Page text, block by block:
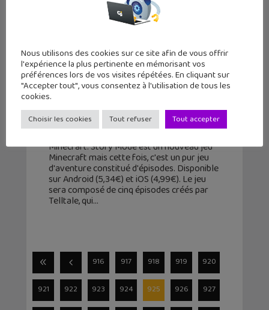
Minecraft Story Mode disponible
sur Android et iPhone / iPad !
15 octobre 2015
Minecraft: Story Mode est un nouveau jeu
Minecraft mais cette fois, c'est un pur jeu
d'aventure constitué d'épisodes. Disponible
sur Android (5,34€) et iOS (4,99€). Le jeu
sera composé de cinq épisodes créés par
Telltale, qui
916 917 918 919 920
921 922 923 924 925 926 927
Nous utilisons des cookies sur ce site afin de vous offrir
l'expérience la plus pertinente en mémorisant vos
préférences lors de vos visites répétées. En cliquant sur
"Accepter tout", vous consentez à l'utilisation de tous les
cookies.
Choisir les cookies Tout refuser Tout accepter